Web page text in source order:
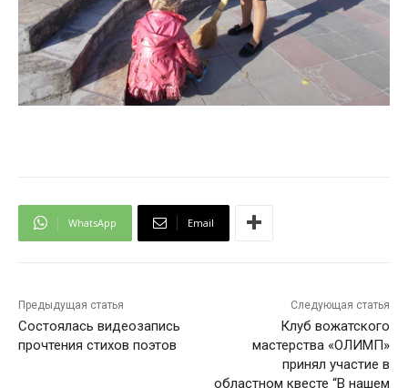
WhatsApp Email
Предыдущая статья
Состоялась видеозапись
прочтения стихов поэтов
Следующая статья
Клуб вожатского
мастерства «ОЛИМП»
принял участие в
областном квесте “В нашем